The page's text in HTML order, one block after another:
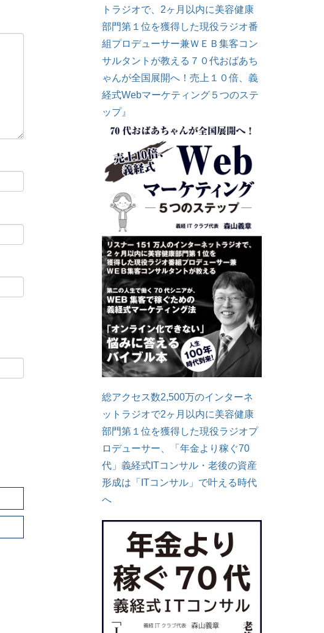
トラジオで、2ヶ月以内に美容健康
部門第１位を獲得した現役ラジオ番
組プロデューサー兼ＷＥＢ集客コン
サルタントが教える７０代おばあち
ゃんが全国展開へ！売上１０倍、義
経式Webマーケティング５つのステ
ップ』
総アクセス数2,500万のインターネ
ットラジオで2ヶ月以内に美容健康
部門第１位を獲得した現役ラジオプ
ロデューサー、「年金より稼ぐ70
代」義経式ITコンサル・老後の資産
形成は「ITコンサル」で叶える時代
へ